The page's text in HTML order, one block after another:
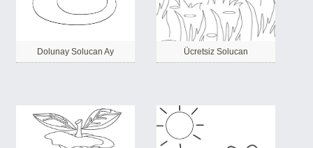
Dolunay Solucan Ay Ücretsiz Solucan